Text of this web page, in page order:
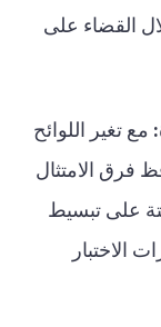
القضاء على
مع تغير اللوائح
فرق الامتثال
على تبسيط
الاختبار